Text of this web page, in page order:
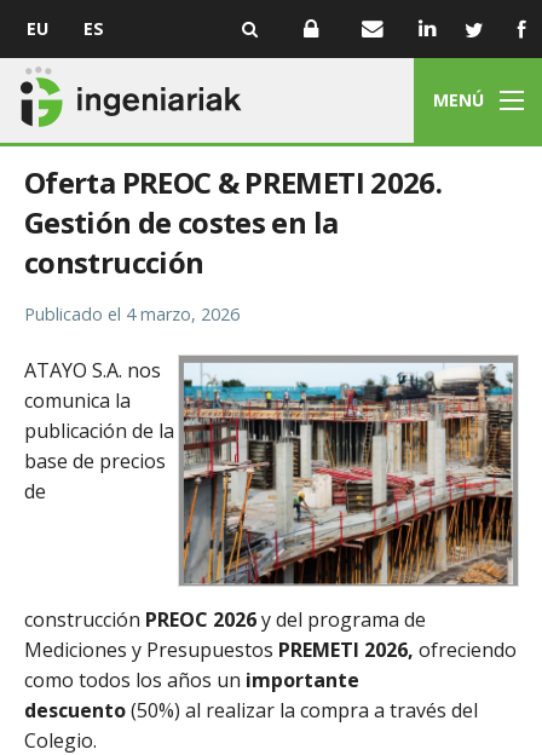
EU ES
MENÚ
Oferta PREOC & PREMETI 2026.
Gestión de costes en la
construcción
Publicado el 4 marzo, 2026
ATAYO S.A. nos
comunica la
publicación de la
base de precios
de
construcción PREOC 2026y del programa de
Mediciones y Presupuestos PREMETI 2026, ofreciendo
como todos los años un importante
descuento(50%) al realizar la compra a través del
Colegio.